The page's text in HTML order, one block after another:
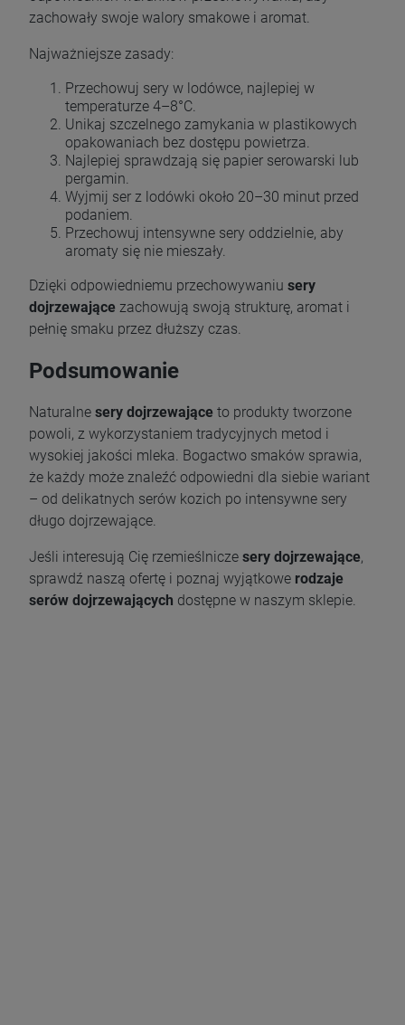
zachowały swoje walory smakowe i aromat.
Najważniejsze zasady:
Przechowuj sery w lodówce, najlepiej w
temperaturze 4–8°C.
Unikaj szczelnego zamykania w plastikowych
opakowaniach bez dostępu powietrza.
Najlepiej sprawdzają się papier serowarski lub
pergamin.
Wyjmij ser z lodówki około 20–30 minut przed
podaniem.
Przechowuj intensywne sery oddzielnie, aby
aromaty się nie mieszały.
Dzięki odpowiedniemu przechowywaniu sery
dojrzewające zachowują swoją strukturę, aromat i
pełnię smaku przez dłuższy czas.
Podsumowanie
Naturalne sery dojrzewające to produkty tworzone
powoli, z wykorzystaniem tradycyjnych metod i
wysokiej jakości mleka. Bogactwo smaków sprawia,
że każdy może znaleźć odpowiedni dla siebie wariant
– od delikatnych serów kozich po intensywne sery
długo dojrzewające.
Jeśli interesują Cię rzemieślnicze sery dojrzewające,
sprawdź naszą ofertę i poznaj wyjątkowe rodzaje
serów dojrzewających dostępne w naszym sklepie.